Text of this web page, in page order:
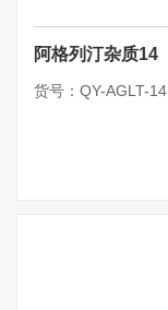
阿格列汀杂质14
货号：QY-AGLT-14